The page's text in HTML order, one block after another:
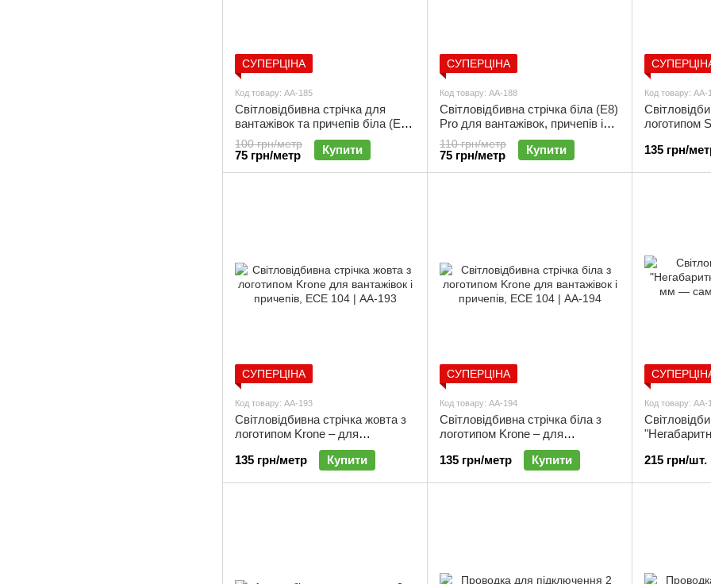
СУПЕРЦІНА
Код товару: АА-185
Світловідбивна стрічка для
вантажівок та причепів біла (Е1)
Pro | АА-185
100 грн/метр
75 грн/метр Купити
СУПЕРЦІНА
Код товару: АА-188
Світловідбивна стрічка біла (Е8)
Pro для вантажівок, причепів і
тентів, сегментована –
EVERLED Automotive | АА-188
110 грн/метр
75 грн/метр Купити
Код товару: АА-
логотипом
вантажівок
| АА-189
135 грн/
СУПЕРЦІНА
Код товару: АА-193
Світловідбивна стрічка жовта з
логотипом Krone – для
вантажівок і причепів, ECE 104 |
АА-193
135 грн/метр Купити
СУПЕРЦІНА
Код товару: АА-194
Світловідбивна стрічка біла з
логотипом Krone – для
вантажівок і причепів, ECE 104 |
АА-194
135 грн/метр Купити
Код товару: АА-
мм –
маркування
215 грн/шт.